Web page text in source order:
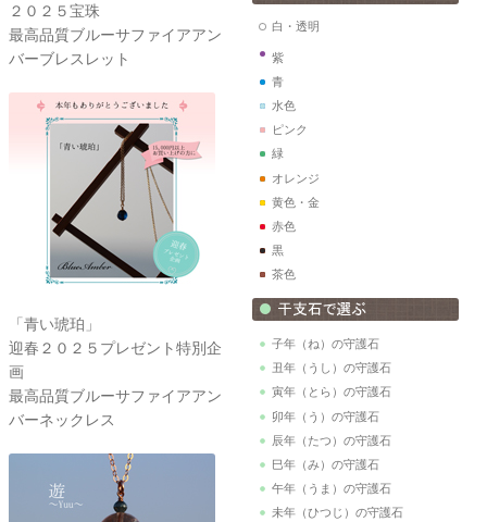
２０２５宝珠
最高品質ブルーサファイアアン
バーブレスレット
「青い琥珀」
迎春２０２５プレゼント特別企
画
最高品質ブルーサファイアアン
バーネックレス
白・透明
紫
青
水色
ピンク
緑
オレンジ
黄色・金
赤色
黒
茶色
子年（ね）の守護石
丑年（うし）の守護石
寅年（とら）の守護石
卯年（う）の守護石
辰年（たつ）の守護石
巳年（み）の守護石
午年（うま）の守護石
未年（ひつじ）の守護石